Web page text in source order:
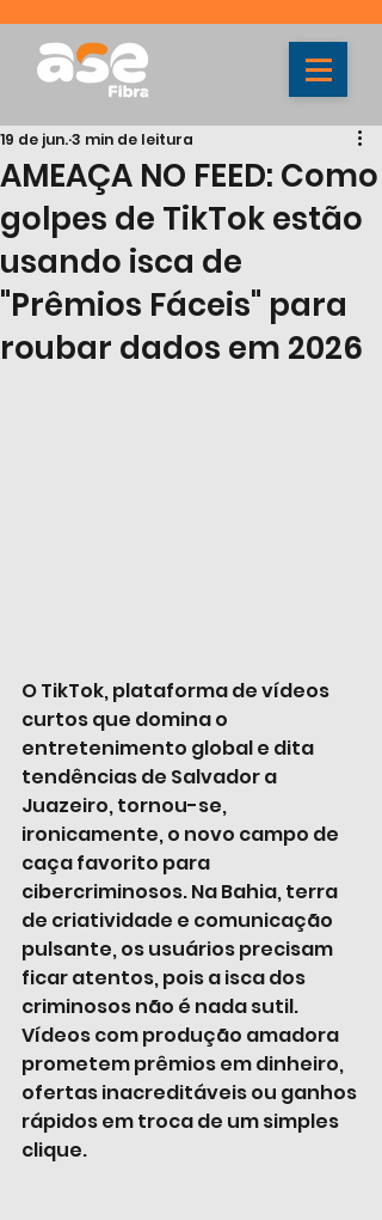
AMEAÇA NO FEED: Como
golpes de TikTok estão
usando isca de
"Prêmios Fáceis" para
roubar dados em 2026
19 de jun.3 min de leitura
O TikTok, plataforma de vídeos
curtos que domina o
entretenimento global e dita
tendências de Salvador a
Juazeiro, tornou-se,
ironicamente, o novo campo de
caça favorito para
cibercriminosos. Na Bahia, terra
de criatividade e comunicação
pulsante, os usuários precisam
ficar atentos, pois a isca dos
criminosos não é nada sutil.
Vídeos com produção amadora
prometem prêmios em dinheiro,
ofertas inacreditáveis ou ganhos
rápidos em troca de um simples
clique.